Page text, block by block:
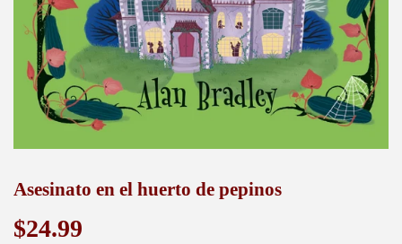
Asesinato en el huerto de pepinos
$24.99